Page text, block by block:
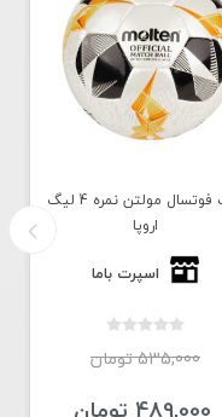
توپ فوتسال مولتن نمره 4 لیگ
اروپا
اسپرت باما
535,000 تومان